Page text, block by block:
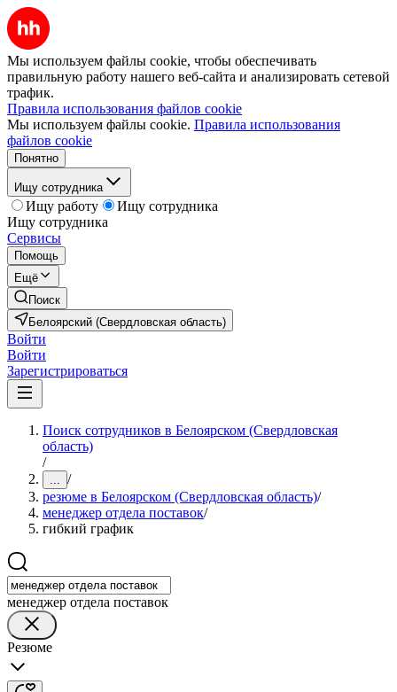
Мы используем файлы cookie, чтобы обеспечивать
правильную работу нашего веб-сайта и анализировать сетевой
трафик.
Правила использования файлов cookie
Мы используем файлы cookie. Правила использования
файлов cookie
Понятно
Ищу сотрудника
Ищу работу
Ищу сотрудника
Ищу сотрудника
Сервисы
Помощь
Ещё
Поиск
Белоярский (Свердловская область)
Войти
Войти
Зарегистрироваться
Поиск сотрудников в Белоярском (Свердловская
область)
/
... /
резюме в Белоярском (Свердловская область)/
менеджер отдела поставок/
гибкий график
менеджер отдела поставок
Резюме